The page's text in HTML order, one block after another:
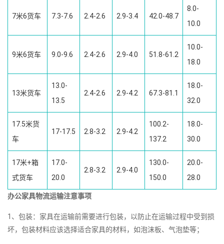
7米6货车 7.3-7.6 2.4-2.6 2.9-3.4 42.0-48.7
8.0-
10.0
9米6货车 9.0-9.6 2.4-2.6 2.9-4.0 51.8-61.2
10.0-
18.0
13米货车
13.0-
13.5
2.4-2.6 2.9-4.2 67.3-81.1
18.0-
32.0
17.5米货
车
17-17.5 2.8-3.2 2.9-4.2
100.2-
137.2
18.0-
30.0
17米+箱
式货车
17.0-
20.0
2.8-3.2 2.9-4.0
130.0-
150.0
20.0-
28.0
办公家具物流运输注意事项
1、包装：家具在运输前需要进行包装，以防止在运输过程中受到损
坏，包装材料应该选择适合家具的材料，如泡沫板、气泡垫等；